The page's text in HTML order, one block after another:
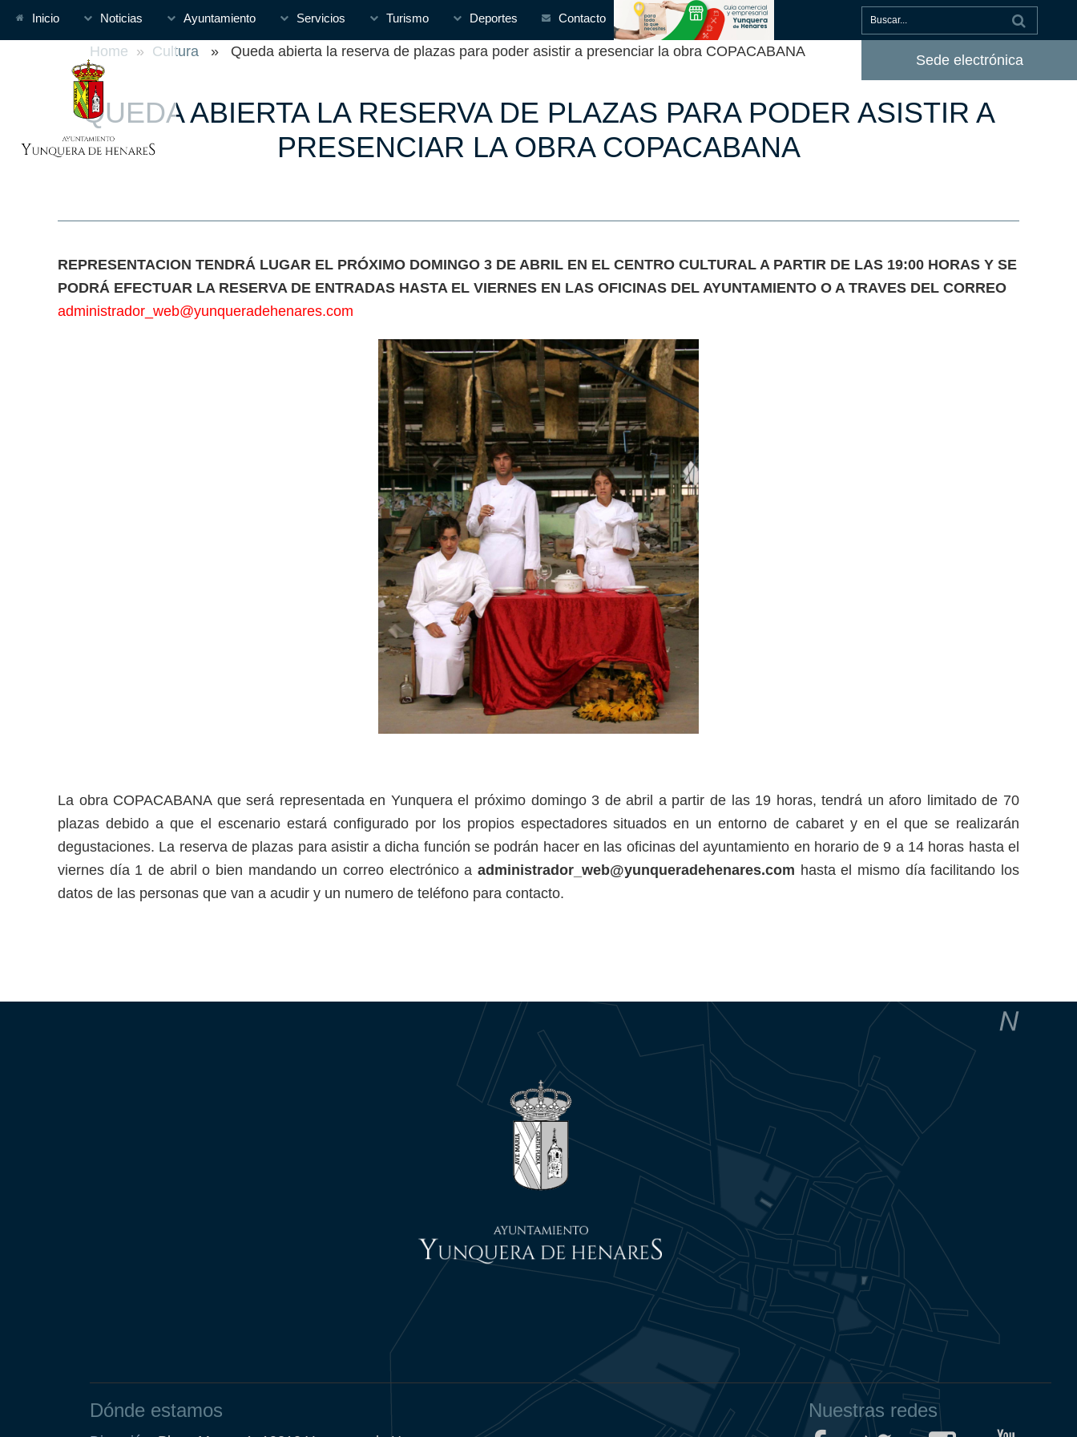
Inicio Noticias Ayuntamiento Servicios Turismo Deportes Contacto
Sede electrónica
Home » Cultura » Queda abierta la reserva de plazas para poder asistir a presenciar la obra COPACABANA
QUEDA ABIERTA LA RESERVA DE PLAZAS PARA PODER ASISTIR A
PRESENCIAR LA OBRA COPACABANA
REPRESENTACION TENDRÁ LUGAR EL PRÓXIMO DOMINGO 3 DE ABRIL EN EL CENTRO CULTURAL A PARTIR DE LAS 19:00 HORAS Y SE
PODRÁ EFECTUAR LA RESERVA DE ENTRADAS HASTA EL VIERNES EN LAS OFICINAS DEL AYUNTAMIENTO O A TRAVES DEL CORREO
administrador_web@yunqueradehenares.com
La obra COPACABANA que será representada en Yunquera el próximo domingo 3 de abril a partir de las 19 horas, tendrá un aforo limitado de 70
plazas debido a que el escenario estará configurado por los propios espectadores situados en un entorno de cabaret y en el que se realizarán
degustaciones. La reserva de plazas para asistir a dicha función se podrán hacer en las oficinas del ayuntamiento en horario de 9 a 14 horas hasta el
viernes día 1 de abril o bien mandando un correo electrónico a administrador_web@yunqueradehenares.com hasta el mismo día facilitando los
datos de las personas que van a acudir y un numero de teléfono para contacto.
Dónde estamos Nuestras redes